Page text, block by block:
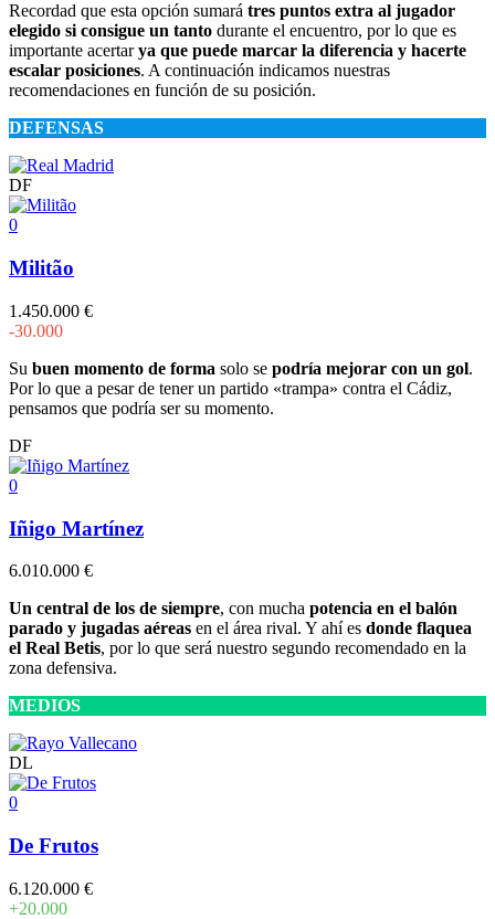
Recordad que esta opción sumará tres puntos extra al jugador
elegido si consigue un tanto durante el encuentro, por lo que es
importante acertarya que puede marcar la diferencia y hacerte
escalar posiciones. A continuación indicamos nuestras
recomendaciones en función de su posición.
DEFENSAS
DF
0
Militão
1.450.000 €
-30.000
Su buen momento de forma solo se podría mejorar con un gol.
Por lo que a pesar de tener un partido «trampa» contra el Cádiz,
pensamos que podría ser su momento.
DF
0
Iñigo Martínez
6.010.000 €
Un central de los de siempre, con mucha potencia en el balón
parado y jugadas aéreas en el área rival. Y ahí es donde flaquea
el Real Betis, por lo que será nuestro segundo recomendado en la
zona defensiva.
MEDIOS
DL
0
De Frutos
6.120.000 €
+20.000